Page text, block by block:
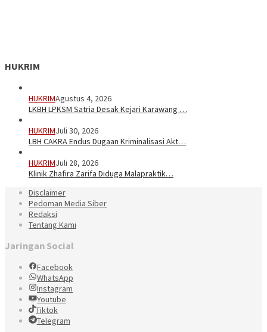
HUKRIM
HUKRIMAgustus 4, 2026
LKBH LPKSM Satria Desak Kejari Karawang …
HUKRIMJuli 30, 2026
LBH CAKRA Endus Dugaan Kriminalisasi Akt…
HUKRIMJuli 28, 2026
Klinik Zhafira Zarifa Diduga Malapraktik…
Disclaimer
Pedoman Media Siber
Redaksi
Tentang Kami
Jaringan Social
Facebook
WhatsApp
Instagram
Youtube
Tiktok
Telegram